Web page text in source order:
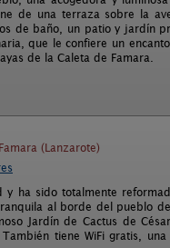
de una terraza sobre la
de baño, un patio y jardín
que le confiere un
de la Caleta de Famara.
(Lanzarote)
ha sido totalmente
al borde del pueblo
Jardín de Cactus de
tiene WiFi gratis,